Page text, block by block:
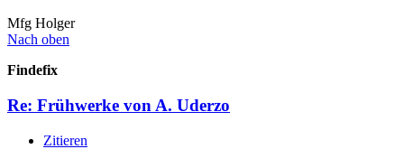
Mfg Holger
Nach oben
Findefix
Re: Frühwerke von A. Uderzo
Zitieren